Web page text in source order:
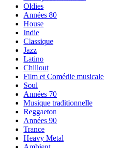
Oldies
Années 80
House
Indie
Classique
Jazz
Latino
Chillout
Film et Comédie musicale
Soul
Années 70
Musique traditionnelle
Reggaeton
Années 90
Trance
Heavy Metal